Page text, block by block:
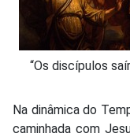
“Os discípulos
Na dinâmica do
caminhada com